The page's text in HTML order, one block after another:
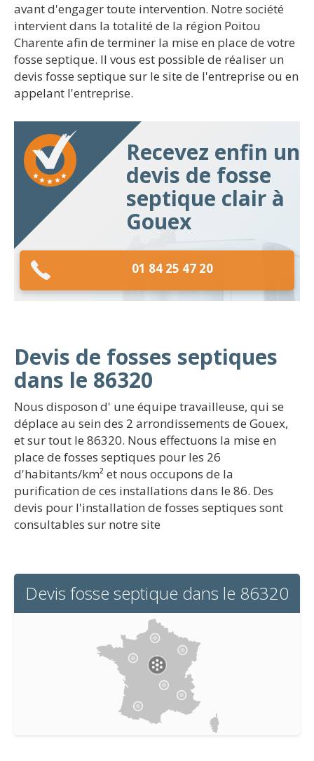
avant d'engager toute intervention. Notre société
intervient dans la totalité de la région Poitou
Charente afin de terminer la mise en place de votre
fosse septique. Il vous est possible de réaliser un
devis fosse septique sur le site de l'entreprise ou en
appelant l'entreprise.
Recevez enfin un
devis de fosse
septique clair à
Gouex
01 84 25 47 20
Devis de fosses septiques
dans le 86320
Nous disposon d' une équipe travailleuse, qui se
déplace au sein des 2 arrondissements de Gouex,
et sur tout le 86320. Nous effectuons la mise en
place de fosses septiques pour les 26
d'habitants/km² et nous occupons de la
purification de ces installations dans le 86. Des
devis pour l'installation de fosses septiques sont
consultables sur notre site
Devis fosse septique dans le 86320